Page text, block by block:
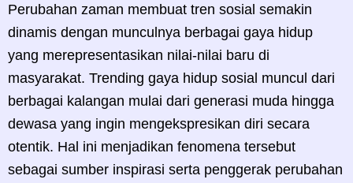
Perubahan zaman membuat tren sosial semakin
dinamis dengan munculnya berbagai gaya hidup
yang merepresentasikan nilai-nilai baru di
masyarakat. Trending gaya hidup sosial muncul dari
berbagai kalangan mulai dari generasi muda hingga
dewasa yang ingin mengekspresikan diri secara
otentik. Hal ini menjadikan fenomena tersebut
sebagai sumber inspirasi serta penggerak perubahan